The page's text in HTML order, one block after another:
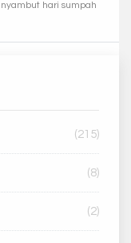
hari sumpah
(215)
(8)
(2)